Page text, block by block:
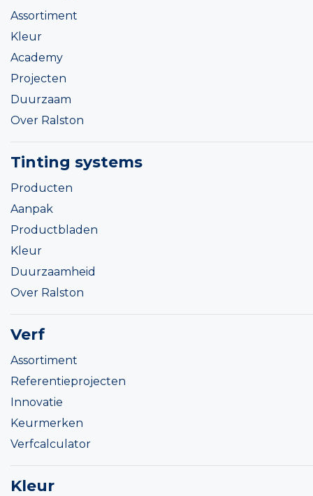
Assortiment
Kleur
Academy
Projecten
Duurzaam
Over Ralston
Tinting systems
Producten
Aanpak
Productbladen
Kleur
Duurzaamheid
Over Ralston
Verf
Assortiment
Referentieprojecten
Innovatie
Keurmerken
Verfcalculator
Kleur